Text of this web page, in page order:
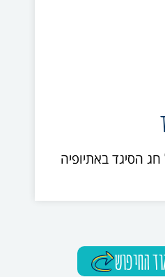
הסיגד באתיופיה
החיפוש